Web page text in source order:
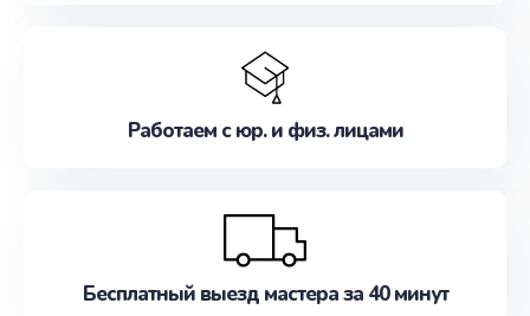
Работаем с юр. и физ. лицами
Бесплатный выезд мастера за 40 минут